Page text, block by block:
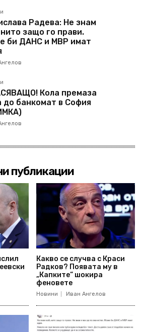
Радева: Не знам
защо го прави.
би ДАНС и МВР имат
Кола премаза
до банкомат в София
публикации
Какво се случва с Краси
Радков? Появата му в
„Капките“ шокира
феновете
Новини Иван Ангелов